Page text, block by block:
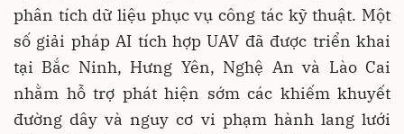
phân tích dữ liệu phục vụ công tác kỹ thuật. Một
số giải pháp AI tích hợp UAV đã được triển khai
tại Bắc Ninh, Hưng Yên, Nghệ An và Lào Cai
nhằm hỗ trợ phát hiện sớm các khiếm khuyết
đường dây và nguy cơ vi phạm hành lang lưới